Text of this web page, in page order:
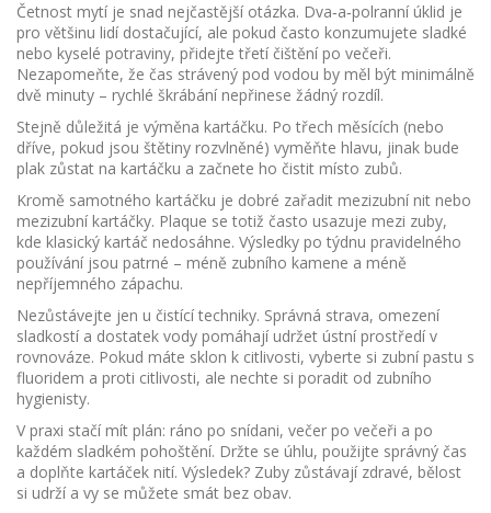
Četnost mytí je snad nejčastější otázka. Dva‑a‑polranní úklid je
pro většinu lidí dostačující, ale pokud často konzumujete sladké
nebo kyselé potraviny, přidejte třetí čištění po večeři.
Nezapomeňte, že čas strávený pod vodou by měl být minimálně
dvě minuty – rychlé škrábání nepřinese žádný rozdíl.
Stejně důležitá je výměna kartáčku. Po třech měsících (nebo
dříve, pokud jsou štětiny rozvlněné) vyměňte hlavu, jinak bude
plak zůstat na kartáčku a začnete ho čistit místo zubů.
Kromě samotného kartáčku je dobré zařadit mezizubní nit nebo
mezizubní kartáčky. Plaque se totiž často usazuje mezi zuby,
kde klasický kartáč nedosáhne. Výsledky po týdnu pravidelného
používání jsou patrné – méně zubního kamene a méně
nepříjemného zápachu.
Nezůstávejte jen u čistící techniky. Správná strava, omezení
sladkostí a dostatek vody pomáhají udržet ústní prostředí v
rovnováze. Pokud máte sklon k citlivosti, vyberte si zubní pastu s
fluoridem a proti citlivosti, ale nechte si poradit od zubního
hygienisty.
V praxi stačí mít plán: ráno po snídani, večer po večeři a po
každém sladkém pohoštění. Držte se úhlu, použijte správný čas
a doplňte kartáček nití. Výsledek? Zuby zůstávají zdravé, bělost
si udrží a vy se můžete smát bez obav.